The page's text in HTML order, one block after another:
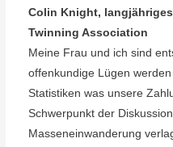
Colin Knight,
Twinning Association
Meine Frau und ich sind
offenkundige Lügen
Statistiken was unsere
Schwerpunkt der
Masseneinwanderung